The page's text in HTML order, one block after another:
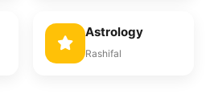
Astrology
Rashifal